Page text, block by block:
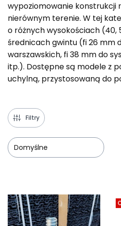
wypoziomowanie konstrukcji
nierównym terenie. W tej
o różnych wysokościach (40,
średnicach gwintu (fi 26 mm
warszawskich, fi 38 mm do
itp.). Dostępne są modele z
uchylną, przystosowaną do
Filtry
Domyślne